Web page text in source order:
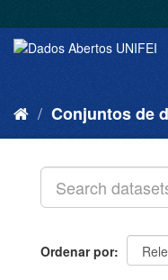
Conjuntos de
Ordenar por